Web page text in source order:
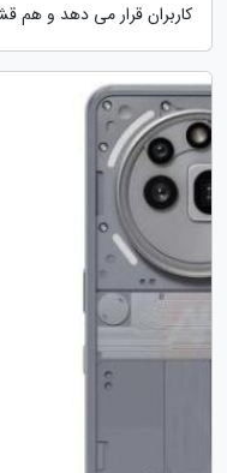
کاربران قرار می دهد و هم